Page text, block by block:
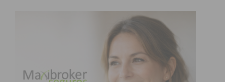
atualizada.
Eu li e concordo com os
termos e